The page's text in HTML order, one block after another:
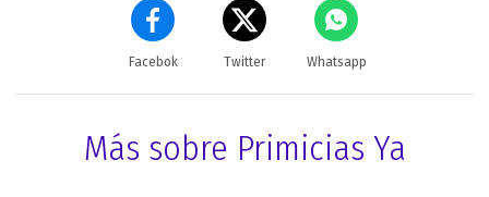
Facebok Twitter Whatsapp
Más sobre Primicias Ya